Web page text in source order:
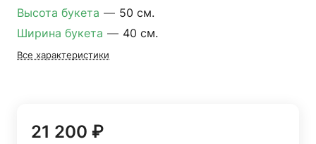
Высота букета — 50 см.
Ширина букета — 40 см.
Все характеристики
21 200 ₽